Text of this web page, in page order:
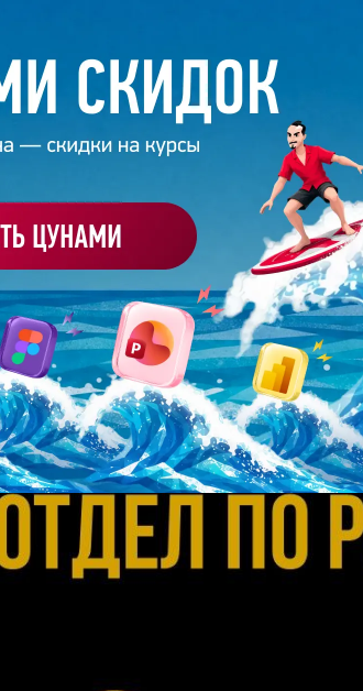
Корпоративное обучение
Презентация 297 – Анастасия
297 -